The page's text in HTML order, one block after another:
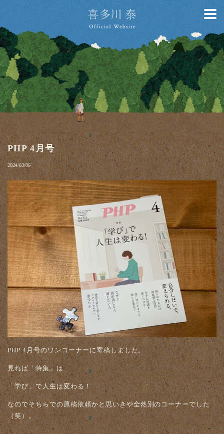
PHP 4月号
2024/03/06
PHP 4月号のワンコーナーに寄稿しました。
見れば「特集」は
「学び」で人生は変わる！
なのでそちらでの原稿依頼かと思いきや全然別のコーナーでした
（笑）。